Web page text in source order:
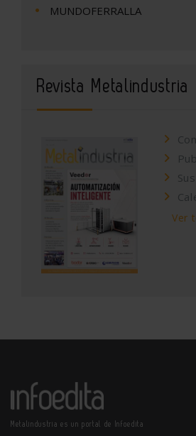
MUNDOFERRALLA
Revista Metalindustria
Ver
Metalindustria es un portal de Infoedita